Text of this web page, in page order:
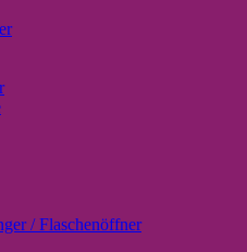
/ Flaschenöffner